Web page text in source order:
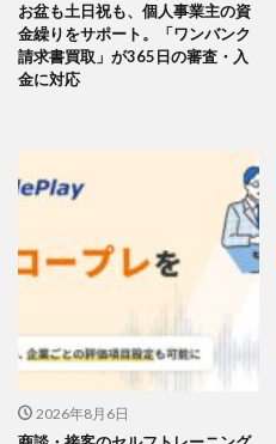
お盆も土日祝も、個人事業主の資
金繰りをサポート。「ワンバンク
請求書買取」が365日の審査・入
金に対応
2026年8月6日